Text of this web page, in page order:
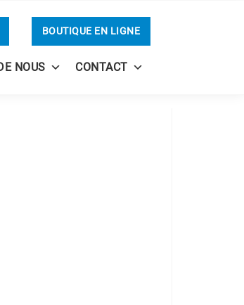
BOUTIQUE EN LIGNE
NOUS CONTACT